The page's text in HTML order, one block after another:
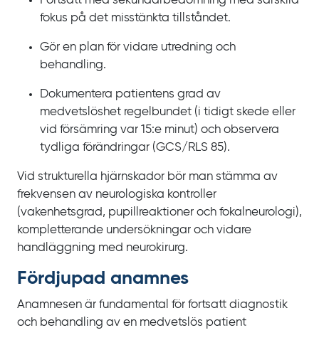
fokus på det misstänkta tillståndet.
Gör en plan för vidare utredning och
behandling.
Dokumentera patientens grad av
medvetslöshet regelbundet (i tidigt skede eller
vid försämring var 15:e minut) och observera
tydliga förändringar (GCS/RLS 85).
Vid strukturella hjärnskador bör man stämma av
frekvensen av neurologiska kontroller
(vakenhetsgrad, pupillreaktioner och fokalneurologi),
kompletterande undersökningar och vidare
handläggning med neurokirurg.
Fördjupad anamnes
Anamnesen är fundamental för fortsatt diagnostik
och behandling av en medvetslös patient